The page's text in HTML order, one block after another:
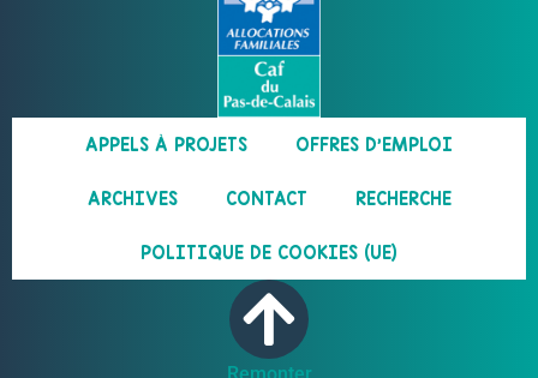
APPELS À PROJETS OFFRES D’EMPLOI
ARCHIVES CONTACT RECHERCHE
POLITIQUE DE COOKIES (UE)